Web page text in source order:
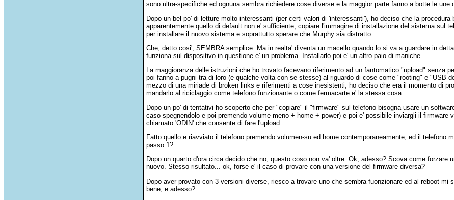
sono ultra-specifiche ed ognuna sembra richiedere cose diverse e la maggior parte fanno a botte le
Dopo un bel po' di letture molto interessanti (per certi valori di 'interessanti'), ho deciso che la
apparentemente quello di default non e' sufficiente, copiare l'immagine di installazione del sistema sul
per installare il nuovo sistema e soprattutto sperare che Murphy sia distratto.
Che, detto cosi', SEMBRA semplice. Ma in realta' diventa un macello quando lo si va a guardare in
funziona sul dispositivo in questione e' un problema. Installarlo poi e' un altro paio di maniche.
La maggioranza delle istruzioni che ho trovato facevano riferimento ad un fantomatico "upload" senza
poi fanno a pugni tra di loro (e qualche volta con se stesse) al riguardo di cose come "rooting" e "USB
mezzo di una miriade di broken links e riferimenti a cose inesistenti, ho deciso che era il momento di
mandarlo al riciclaggio come telefono funzionante o come fermacarte e' la stessa cosa.
Dopo un po' di tentativi ho scoperto che per "copiare" il "firmware" sul telefono bisogna usare un
caso spegnendolo e poi premendo volume meno + home + power) e poi e' possibile inviargli il
chiamato 'ODIN' che consente di fare l'upload.
Fatto quello e riavviato il telefono premendo volumen-su ed home contemporaneamente, ed il telefono
passo 1?
Dopo un quarto d'ora circa decido che no, questo coso non va' oltre. Ok, adesso? Scova come forzare
nuovo. Stesso risultato... ok, forse e' il caso di provare con una versione del firmware diversa?
Dopo aver provato con 3 versioni diverse, riesco a trovare uno che sembra fuonzionare ed al reboot
bene, e adesso?